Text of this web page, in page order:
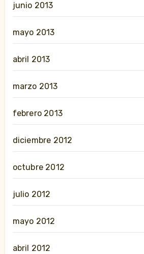
junio 2013
mayo 2013
abril 2013
marzo 2013
febrero 2013
diciembre 2012
octubre 2012
julio 2012
mayo 2012
abril 2012